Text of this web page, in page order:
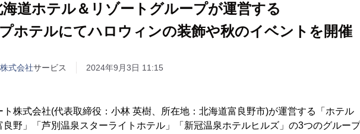
海道ホテル＆リゾートグループが運営する
ホテルにてハロウィンの装飾や秋のイベントを開催
式会社サービス 2024年9月3日 11:15
株式会社(代表取締役：小林 英樹、所在地：北海道富良野市)が運営する「ホテル
野」「芦別温泉スターライトホテル」「新冠温泉ホテルヒルズ」の3つのグルー